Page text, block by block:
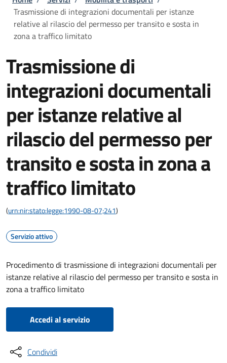
Trasmissione di integrazioni documentali per istanze
relative al rilascio del permesso per transito e sosta in
zona a traffico limitato
Trasmissione di
integrazioni documentali
per istanze relative al
rilascio del permesso per
transito e sosta in zona a
traffico limitato
(urn:nir:stato:legge:1990-08-07;241)
Servizio attivo
Procedimento di trasmissione di integrazioni documentali per
istanze relative al rilascio del permesso per transito e sosta in
zona a traffico limitato
Accedi al servizio
Condividi